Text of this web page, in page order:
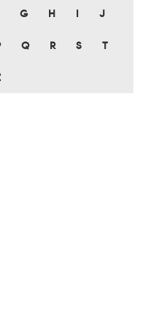
G H J
Q R S T